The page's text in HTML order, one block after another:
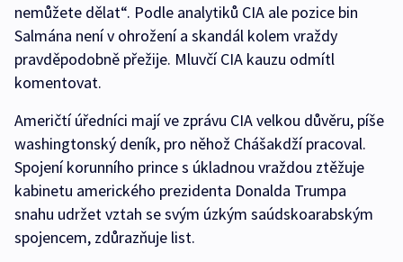
nemůžete dělat“. Podle analytiků CIA ale pozice bin
Salmána není v ohrožení a skandál kolem vraždy
pravděpodobně přežije. Mluvčí CIA kauzu odmítl
komentovat.
Američtí úředníci mají ve zprávu CIA velkou důvěru, píše
washingtonský deník, pro něhož Chášakdží pracoval.
Spojení korunního prince s úkladnou vraždou ztěžuje
kabinetu amerického prezidenta Donalda Trumpa
snahu udržet vztah se svým úzkým saúdskoarabským
spojencem, zdůrazňuje list.